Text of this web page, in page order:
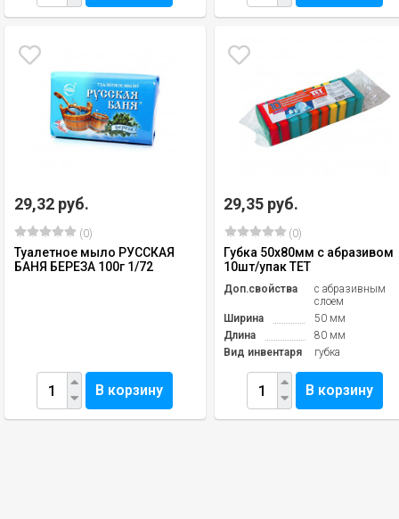
29,32 руб.
(0)
Туалетное мыло РУССКАЯ
БАНЯ БЕРЕЗА 100г 1/72
В корзину
29,35 руб.
(0)
Губка 50х80мм с абразивом
10шт/упак TET
Доп.свойства
с абразивным
слоем
Ширина
50 мм
Длина
80 мм
Вид инвентаря
губка
В корзину